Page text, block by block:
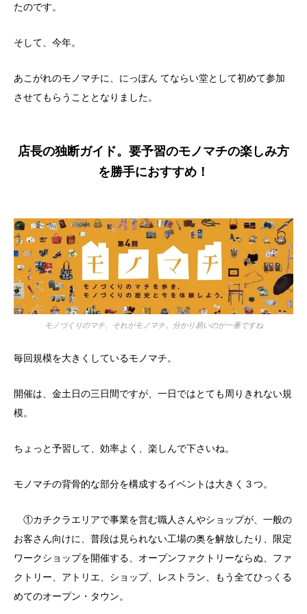
たのです。
そして、今年。
あこがれのモノマチに、にっぽん てならい堂として初めて参加
させてもらうこととなりました。
店長の独断ガイド。要予習のモノマチの楽しみ方
を勝手におすすめ！
モノづくりのマチ、それがモノマチ。分かり易いのが一番ですね
毎回規模を大きくしているモノマチ。
開催は、金土日の三日間ですが、一日ではとても周りきれない規
模。
ちょっと予習して、効率よく、楽しんで下さいね。
モノマチの背骨的な部分を構成するイベントは大きく３つ。
①カチクラエリアで事業を営む職人さんやショップが、一般の
お客さん向けに、普段は見られない工場の奥を解放したり、限定
ワークショップを開催する、オープンファクトリーならぬ、ファ
クトリー、アトリエ、ショップ、レストラン、もう全てひっくる
めてのオープン・タウン。